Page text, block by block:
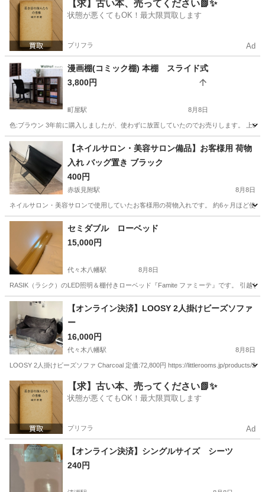
【求】古い本、売ってください📗✨
状態が悪くてもOK！最大限買取します
プリフラ Ad
漫画棚(コミック棚) 本棚 スライド式
3,800円
町屋駅 8月8日
色:ブラウン 3年前に購入しましたが、使わずに放置していたのでお売りします。 上の
東京 荒川区 町屋駅 収納家具 汚れ
【ネイルサロン・美容サロン備品】お客様用 荷物
入れ バッグ置き ブラック
400円
赤坂見附駅 8月8日
ネイルサロン・美容サロンで使用していたお客様用の荷物入れです。 約6ヶ月ほど使
東京 港区 赤坂見附駅 収納家具
セミダブル ローベッド
15,000円
代々木八幡駅 8月8日
RASIK（ラシク）のLED照明＆棚付きローベッド『Famite ファミーテ』です。 引越
東京 渋谷区 代々木八幡駅 ベッド
【オンライン決済】LOOSY 2人掛けビーズソファ
ー
16,000円
代々木八幡駅 8月8日
LOOSY 2人掛けビーズソファ Charcoal 定価:72,800円 https://littlerooms.jp/products/
東京 渋谷区 代々木八幡駅 ソファ
【求】古い本、売ってください📗✨
状態が悪くてもOK！最大限買取します
プリフラ Ad
【オンライン決済】シングルサイズ シーツ
240円